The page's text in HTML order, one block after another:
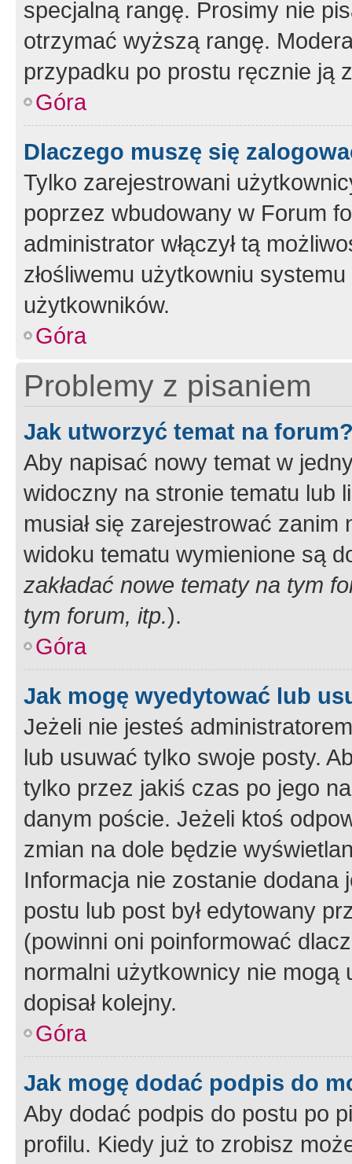
specjalną rangę. Prosimy nie
otrzymać wyższą rangę.
przypadku po prostu ręcznie ją
Góra
Dlaczego muszę się
Tylko zarejestrowani
poprzez wbudowany w Forum
administrator włączył tą
złośliwemu użytkowniu
użytkowników.
Góra
Problemy z pisaniem
Jak utworzyć temat na
Aby napisać nowy temat w
widoczny na stronie tematu lub
musiał się zarejestrować
widoku tematu wymienione są
zakładać nowe tematy na tym
tym forum, itp.).
Góra
Jak mogę wyedytować lub
Jeżeli nie jesteś
lub usuwać tylko swoje posty.
tylko przez jakiś czas po jego
danym poście. Jeżeli ktoś
zmian na dole będzie
Informacja nie zostanie dodana
postu lub post był edytowany
(powinni oni poinformować
normalni użytkownicy nie
dopisał kolejny.
Góra
Jak mogę dodać podpis do
Aby dodać podpis do postu po
profilu. Kiedy już to zrobisz